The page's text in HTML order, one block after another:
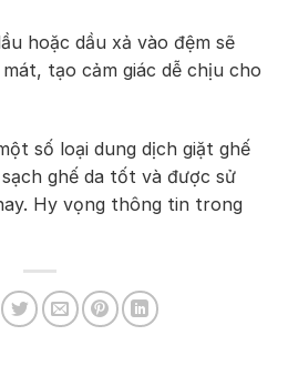
hoặc dầu xả vào đệm sẽ
tạo cảm giác dễ chịu cho
số loại dung dịch giặt ghế
ghế da tốt và được sử
Hy vọng thông tin trong